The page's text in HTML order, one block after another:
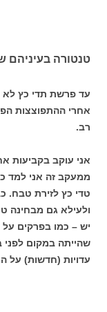
טנטורה בעיניהם
עד פרשת תדי כץ לא
אחרי ההתפוצצות
רב.
אני עוקב בקביעות
ממעקב זה אני למד
טדי כץ לזירת טבח.
ולעילא גם מבחינה
יש – כמו בפרקים על
שהייתה במקום לפני
עדויות (חדשות) על